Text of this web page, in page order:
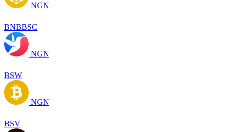
NGN
BNBBSC
NGN
BSW
NGN
BSV